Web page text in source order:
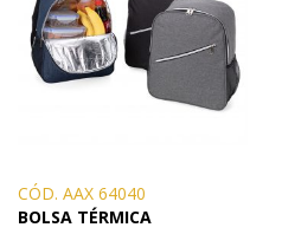
CÓD. AAX 64040
BOLSA TÉRMICA